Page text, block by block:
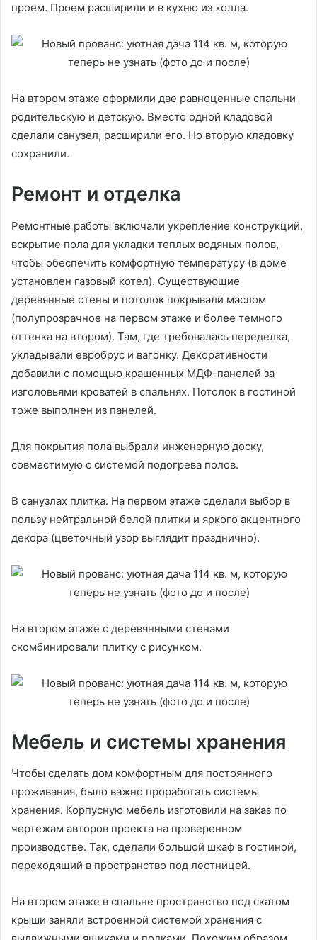
проем. Проем расширили и в кухню из холла.
На втором этаже оформили две равноценные спальни
родительскую и детскую. Вместо одной кладовой
сделали санузел, расширили его. Но вторую кладовку
сохранили.
Ремонт и отделка
Ремонтные работы включали укрепление конструкций,
вскрытие пола для укладки теплых водяных полов,
чтобы обеспечить комфортную температуру (в доме
установлен газовый котел). Существующие
деревянные стены и потолок покрывали маслом
(полупрозрачное на первом этаже и более темного
оттенка на втором). Там, где требовалась переделка,
укладывали евробрус и вагонку. Декоративности
добавили с помощью крашенных МДФ-панелей за
изголовьями кроватей в спальнях. Потолок в гостиной
тоже выполнен из панелей.
Для покрытия пола выбрали инженерную доску,
совместимую с системой подогрева полов.
В санузлах плитка. На первом этаже сделали выбор в
пользу нейтральной белой плитки и яркого акцентного
декора (цветочный узор выглядит празднично).
На втором этаже с деревянными стенами
скомбинировали плитку с рисунком.
Мебель и системы хранения
Чтобы сделать дом комфортным для постоянного
проживания, было важно проработать системы
хранения. Корпусную мебель изготовили на заказ по
чертежам авторов проекта на проверенном
производстве. Так, сделали большой шкаф в гостиной,
переходящий в пространство под лестницей.
На втором этаже в спальне пространство под скатом
крыши заняли встроенной системой хранения с